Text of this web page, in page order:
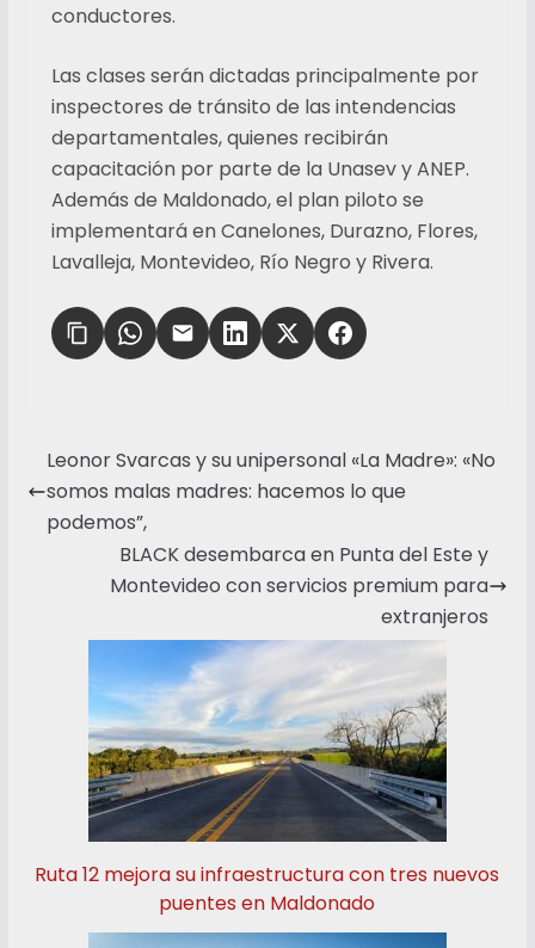
conductores.
Las clases serán dictadas principalmente por
inspectores de tránsito de las intendencias
departamentales, quienes recibirán
capacitación por parte de la Unasev y ANEP.
Además de Maldonado, el plan piloto se
implementará en Canelones, Durazno, Flores,
Lavalleja, Montevideo, Río Negro y Rivera.
Leonor Svarcas y su unipersonal «La Madre»: «No
somos malas madres: hacemos lo que
podemos”,
BLACK desembarca en Punta del Este y
Montevideo con servicios premium para
extranjeros
Ruta 12 mejora su infraestructura con tres nuevos
puentes en Maldonado